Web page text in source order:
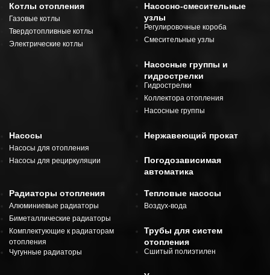
Котлы отопления
Газовые котлы
Твердотопливные котлы
Электрические котлы
Насосно-смесительные
узлы
Регулировочные короба
Смесительные узлы
Насосные группы и
гидрострелки
Гидрострелки
Коллектора отопления
Насосные группы
Насосы
Насосы для отопления
Насосы для рециркуляции
Нержавеющий прокат
Погодозависимая
автоматика
Радиаторы отопления
Алюминиевые радиаторы
Биметаллические радиаторы
Комплектующие к радиаторам
отопления
Чугунные радиаторы
Тепловые насосы
Воздух-вода
Трубы для систем
отопления
Сшитый полиэтилен